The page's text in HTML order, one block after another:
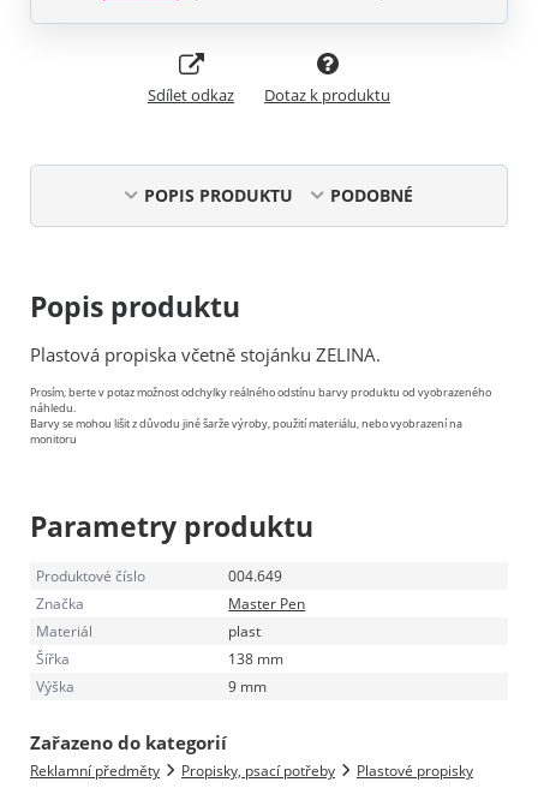
Sdílet odkaz Dotaz k produktu
POPIS PRODUKTU PODOBNÉ
Popis produktu
Plastová propiska včetně stojánku ZELINA.
Prosím, berte v potaz možnost odchylky reálného odstínu barvy produktu od vyobrazeného
náhledu.
Barvy se mohou lišit z důvodu jiné šarže výroby, použití materiálu, nebo vyobrazení na
monitoru
Parametry produktu
Produktové číslo
004.649
Značka
Master Pen
Materiál
plast
Šířka
138 mm
Výška
9 mm
Zařazeno do kategorií
Reklamní předměty Propisky, psací potřeby Plastové propisky